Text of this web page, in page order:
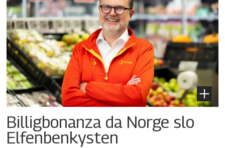
Billigbonanza da Norge slo
Elfenbenkysten